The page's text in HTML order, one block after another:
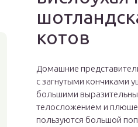
котов
Домашние
с загнутыми кончиками
большими
телосложением и
пользуются большой